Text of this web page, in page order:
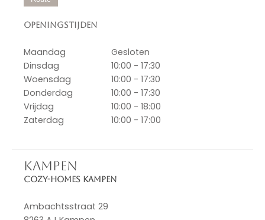
Openingstijden
Maandag
Gesloten
Dinsdag
10:00 - 17:30
Woensdag
10:00 - 17:30
Donderdag
10:00 - 17:30
Vrijdag
10:00 - 18:00
Zaterdag
10:00 - 17:00
KAMPEN
Cozy-Homes Kampen
Ambachtsstraat 29